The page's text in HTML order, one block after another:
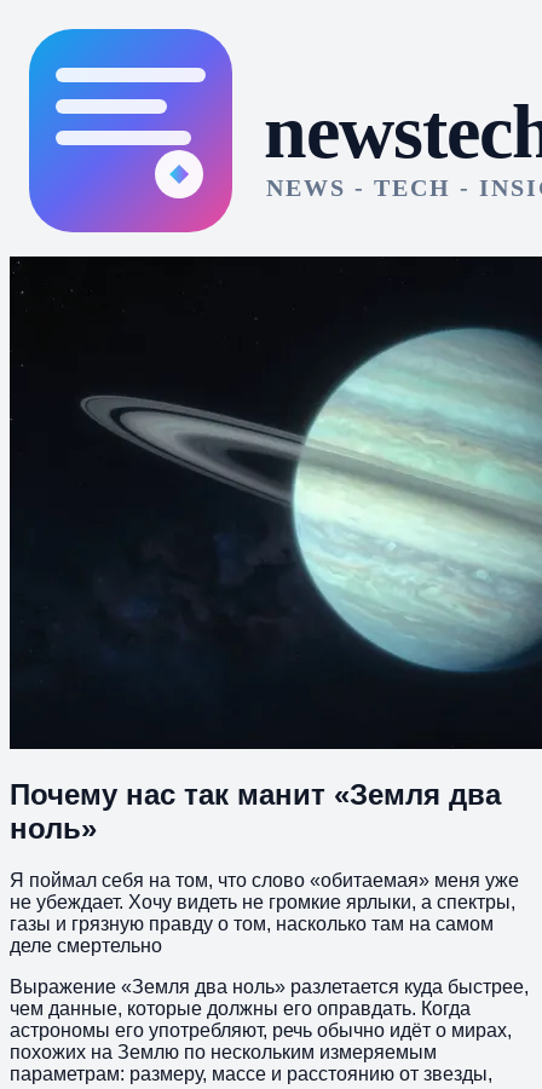
Почему нас так манит «Земля два
ноль»
Я поймал себя на том, что слово «обитаемая» меня уже
не убеждает. Хочу видеть не громкие ярлыки, а спектры,
газы и грязную правду о том, насколько там на самом
деле смертельно
Выражение «Земля два ноль» разлетается куда быстрее,
чем данные, которые должны его оправдать. Когда
астрономы его употребляют, речь обычно идёт о мирах,
похожих на Землю по нескольким измеряемым
параметрам: размеру, массе и расстоянию от звезды,